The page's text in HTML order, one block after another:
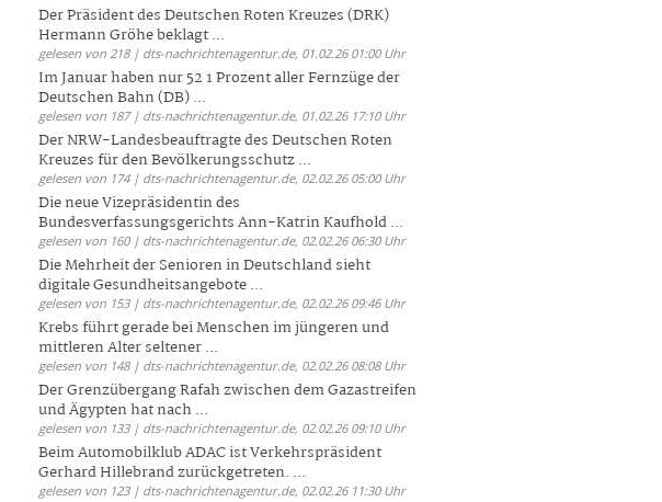
Der Präsident des Deutschen Roten Kreuzes (DRK)
Hermann Gröhe beklagt ...
gelesen von 218 | dts-nachrichtenagentur.de, 01.02.26 01:00 Uhr
Im Januar haben nur 52 1 Prozent aller Fernzüge der
Deutschen Bahn (DB) ...
gelesen von 187 | dts-nachrichtenagentur.de, 01.02.26 17:10 Uhr
Der NRW-Landesbeauftragte des Deutschen Roten
Kreuzes für den Bevölkerungsschutz ...
gelesen von 174 | dts-nachrichtenagentur.de, 02.02.26 05:00 Uhr
Die neue Vizepräsidentin des
Bundesverfassungsgerichts Ann-Katrin Kaufhold ...
gelesen von 160 | dts-nachrichtenagentur.de, 02.02.26 06:30 Uhr
Die Mehrheit der Senioren in Deutschland sieht
digitale Gesundheitsangebote ...
gelesen von 153 | dts-nachrichtenagentur.de, 02.02.26 09:46 Uhr
Krebs führt gerade bei Menschen im jüngeren und
mittleren Alter seltener ...
gelesen von 148 | dts-nachrichtenagentur.de, 02.02.26 08:08 Uhr
Der Grenzübergang Rafah zwischen dem Gazastreifen
und Ägypten hat nach ...
gelesen von 133 | dts-nachrichtenagentur.de, 02.02.26 09:10 Uhr
Beim Automobilklub ADAC ist Verkehrspräsident
Gerhard Hillebrand zurückgetreten. ...
gelesen von 123 | dts-nachrichtenagentur.de, 02.02.26 11:30 Uhr